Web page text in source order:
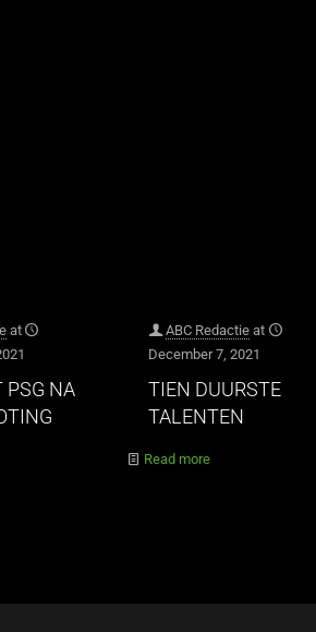
at
PSG NA
ABC Redactie at
December 7, 2021
TIEN DUURSTE
TALENTEN
Read more